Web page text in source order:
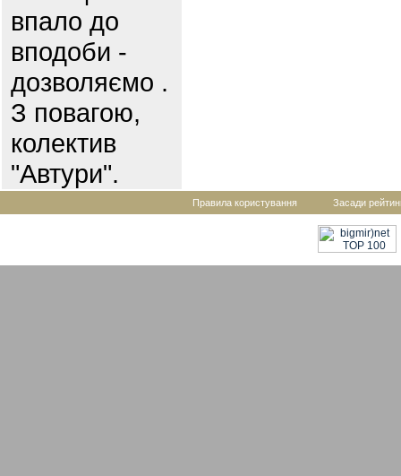
впало до
вподоби -
дозволяємо .
З повагою,
колектив
"Автури".
Правила користування Засади